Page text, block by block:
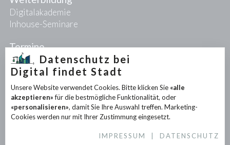
Digitalakademie
Inhouse-Seminare
Termine
Projekte
PIONEER-Projekte
Forschungsprojekte
Partnerprojekte
Datenschutz bei
Digital findet Stadt
Unsere Website verwendet Cookies. Bitte klicken Sie «alle
akzeptieren»für die bestmögliche Funktionalität, oder
«personalisieren», damit Sie Ihre Auswahl treffen. Marketing-
Cookies werden nur mit Ihrer Zustimmung eingesetzt.
IMPRESSUM DATENSCHUTZ